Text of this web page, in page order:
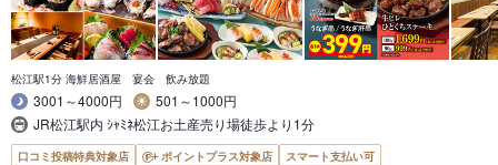
松江駅1分 海鮮居酒屋 宴会 飲み放題
3001～4000円
501～1000円
JR松江駅内 ｼｬﾐﾈ松江お土産売り場徒歩より1分
口コミ投稿特典対象店 ポイントプラス対象店
スマート支払い可